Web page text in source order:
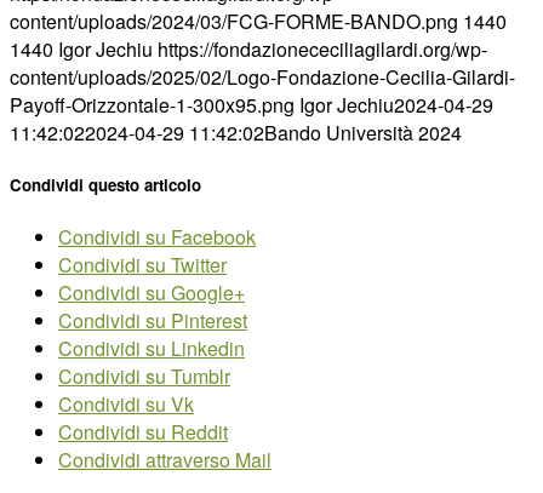
content/uploads/2024/03/FCG-FORME-BANDO.png 1440
1440 Igor Jechiu https://fondazionececiliagilardi.org/wp-
content/uploads/2025/02/Logo-Fondazione-Cecilia-Gilardi-
Payoff-Orizzontale-1-300x95.png Igor Jechiu2024-04-29
11:42:022024-04-29 11:42:02Bando Università 2024
Condividi questo articolo
Condividi su Facebook
Condividi su Twitter
Condividi su Google+
Condividi su Pinterest
Condividi su Linkedin
Condividi su Tumblr
Condividi su Vk
Condividi su Reddit
Condividi attraverso Mail